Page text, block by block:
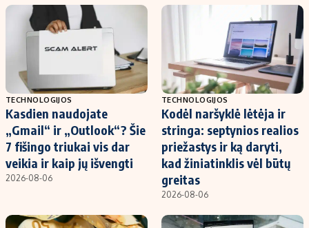
TECHNOLOGIJOS
Kasdien naudojate
„Gmail“ ir „Outlook“? Šie
7 fišingo triukai vis dar
veikia ir kaip jų išvengti
2026-08-06
TECHNOLOGIJOS
Kodėl naršyklė lėtėja ir
stringa: septynios realios
priežastys ir ką daryti,
kad žiniatinklis vėl būtų
greitas
2026-08-06